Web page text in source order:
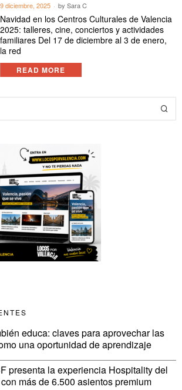
9 diciembre, 2025 bySara C
Navidad en los Centros Culturales de Valencia
2025: talleres, cine, conciertos y actividades
familiares Del 17 de diciembre al 3 de enero,
la red
READ MORE
educa: claves para aprovechar las
una oportunidad de aprendizaje
presenta la experiencia Hospitality del
más de 6.500 asientos premium